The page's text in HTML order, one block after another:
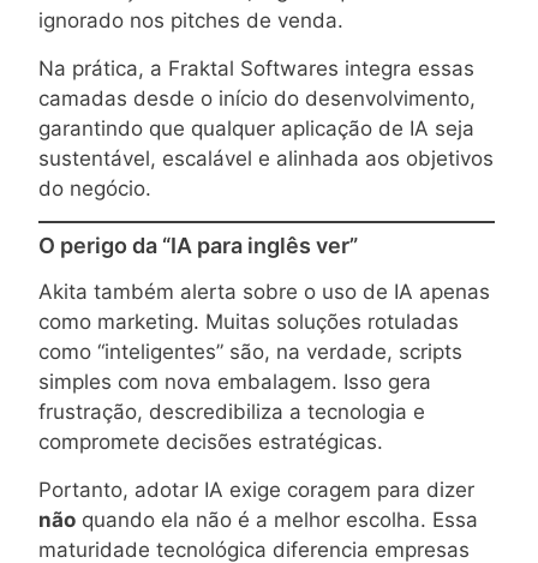
ignorado nos pitches de venda.
Na prática, a Fraktal Softwares integra essas
camadas desde o início do desenvolvimento,
garantindo que qualquer aplicação de IA seja
sustentável, escalável e alinhada aos objetivos
do negócio.
O perigo da “IA para inglês ver”
Akita também alerta sobre o uso de IA apenas
como marketing. Muitas soluções rotuladas
como “inteligentes” são, na verdade, scripts
simples com nova embalagem. Isso gera
frustração, descredibiliza a tecnologia e
compromete decisões estratégicas.
Portanto, adotar IA exige coragem para dizer
não quando ela não é a melhor escolha. Essa
maturidade tecnológica diferencia empresas